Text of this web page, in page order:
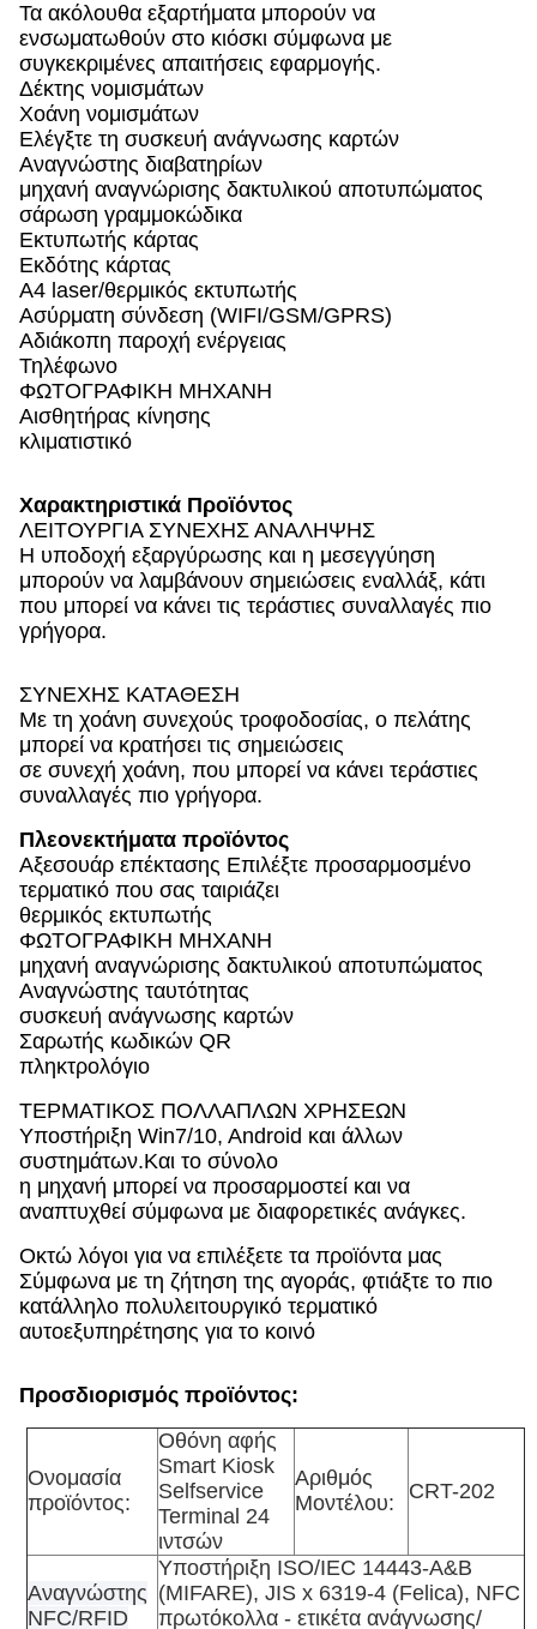
Τα ακόλουθα εξαρτήματα μπορούν να
ενσωματωθούν στο κιόσκι σύμφωνα με
συγκεκριμένες απαιτήσεις εφαρμογής.
Δέκτης νομισμάτων
Χοάνη νομισμάτων
Ελέγξτε τη συσκευή ανάγνωσης καρτών
Αναγνώστης διαβατηρίων
μηχανή αναγνώρισης δακτυλικού αποτυπώματος
σάρωση γραμμοκώδικα
Εκτυπωτής κάρτας
Εκδότης κάρτας
A4 laser/θερμικός εκτυπωτής
Ασύρματη σύνδεση (WIFI/GSM/GPRS)
Αδιάκοπη παροχή ενέργειας
Τηλέφωνο
ΦΩΤΟΓΡΑΦΙΚΗ ΜΗΧΑΝΗ
Αισθητήρας κίνησης
κλιματιστικό
Χαρακτηριστικά Προϊόντος
ΛΕΙΤΟΥΡΓΙΑ ΣΥΝΕΧΗΣ ΑΝΑΛΗΨΗΣ
Η υποδοχή εξαργύρωσης και η μεσεγγύηση
μπορούν να λαμβάνουν σημειώσεις εναλλάξ, κάτι
που μπορεί να κάνει τις τεράστιες συναλλαγές πιο
γρήγορα.
ΣΥΝΕΧΗΣ ΚΑΤΑΘΕΣΗ
Με τη χοάνη συνεχούς τροφοδοσίας, ο πελάτης
μπορεί να κρατήσει τις σημειώσεις
σε συνεχή χοάνη, που μπορεί να κάνει τεράστιες
συναλλαγές πιο γρήγορα.
Πλεονεκτήματα προϊόντος
Αξεσουάρ επέκτασης Επιλέξτε προσαρμοσμένο
τερματικό που σας ταιριάζει
θερμικός εκτυπωτής
ΦΩΤΟΓΡΑΦΙΚΗ ΜΗΧΑΝΗ
μηχανή αναγνώρισης δακτυλικού αποτυπώματος
Αναγνώστης ταυτότητας
συσκευή ανάγνωσης καρτών
Σαρωτής κωδικών QR
πληκτρολόγιο
ΤΕΡΜΑΤΙΚΟΣ ΠΟΛΛΑΠΛΩΝ ΧΡΗΣΕΩΝ
Υποστήριξη Win7/10, Android και άλλων
συστημάτων.Και το σύνολο
η μηχανή μπορεί να προσαρμοστεί και να
αναπτυχθεί σύμφωνα με διαφορετικές ανάγκες.
Οκτώ λόγοι για να επιλέξετε τα προϊόντα μας
Σύμφωνα με τη ζήτηση της αγοράς, φτιάξτε το πιο
κατάλληλο πολυλειτουργικό τερματικό
αυτοεξυπηρέτησης για το κοινό
Προσδιορισμός προϊόντος:
Ονομασία
προϊόντος:
Οθόνη αφής
Smart Kiosk
Selfservice
Terminal 24
ιντσών
Αριθμός
Μοντέλου:
CRT-202
Αναγνώστης
NFC/RFID
Υποστήριξη ISO/IEC 14443-A&B
(MIFARE), JIS x 6319-4 (Felica), NFC
πρωτόκολλα - ετικέτα ανάγνωσης/